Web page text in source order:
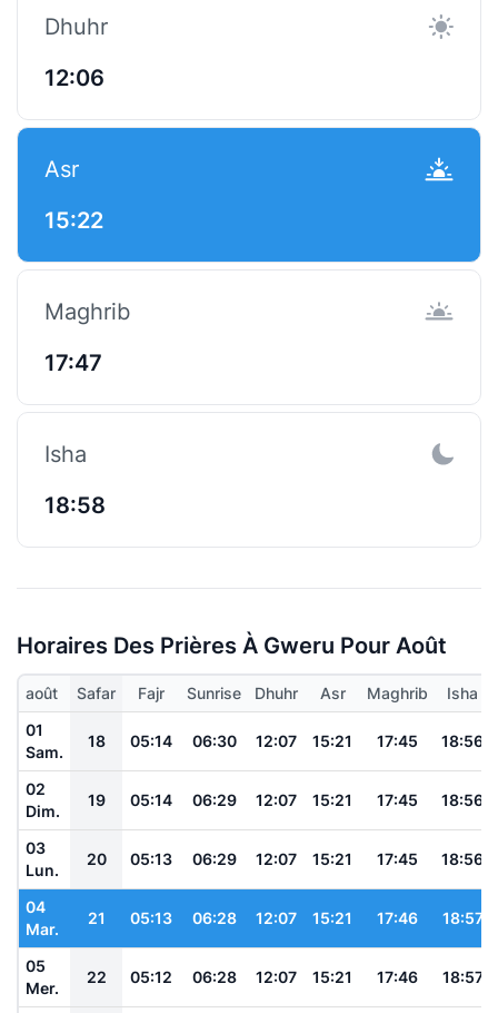
Dhuhr
12:06
Asr
15:22
Maghrib
17:47
Isha
18:58
Horaires Des Prières À Gweru Pour Août
août Safar Fajr Sunrise Dhuhr Asr Maghrib
Isha
01
Sam.
18 05:14 06:30 12:07 15:21 17:45 18:56
02
Dim.
19 05:14 06:29 12:07 15:21 17:45 18:56
03
Lun.
20 05:13 06:29 12:07 15:21 17:45 18:56
04
Mar.
21 05:13 06:28 12:07 15:21 17:46 18:57
05
Mer.
22 05:12 06:28 12:07 15:21 17:46 18:57